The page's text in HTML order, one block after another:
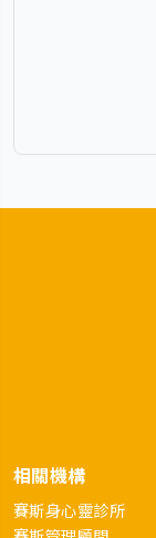
相關機構
賽斯身心靈診所